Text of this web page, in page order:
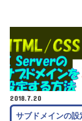
2018.7.20
サブドメインの設